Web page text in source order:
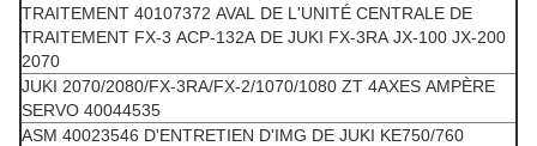
TRAITEMENT 40107372 AVAL DE L'UNITÉ CENTRALE DE
TRAITEMENT FX-3 ACP-132A DE JUKI FX-3RA JX-100 JX-200
2070
JUKI 2070/2080/FX-3RA/FX-2/1070/1080 ZT 4AXES AMPÈRE
SERVO 40044535
ASM 40023546 D'ENTRETIEN D'IMG DE JUKI KE750/760